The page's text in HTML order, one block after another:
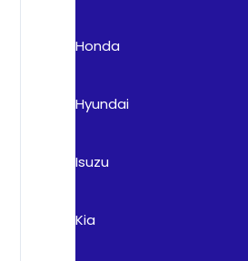
Honda
Hyundai
Isuzu
Kia